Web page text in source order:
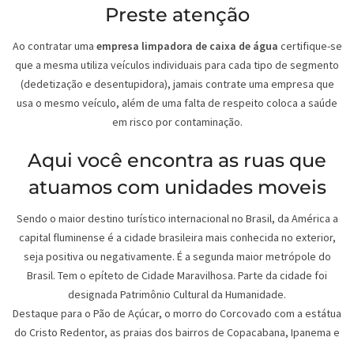
Preste atenção
Ao contratar uma empresa limpadora de caixa de água certifique-se
que a mesma utiliza veículos individuais para cada tipo de segmento
(dedetização e desentupidora), jamais contrate uma empresa que
usa o mesmo veículo, além de uma falta de respeito coloca a saúde
em risco por contaminação.
Aqui você encontra as ruas que
atuamos com unidades moveis
Sendo o maior destino turístico internacional no Brasil, da América a
capital fluminense é a cidade brasileira mais conhecida no exterior,
seja positiva ou negativamente. É a segunda maior metrópole do
Brasil. Tem o epíteto de Cidade Maravilhosa. Parte da cidade foi
designada Patrimônio Cultural da Humanidade.
Destaque para o Pão de Açúcar, o morro do Corcovado com a estátua
do Cristo Redentor, as praias dos bairros de Copacabana, Ipanema e